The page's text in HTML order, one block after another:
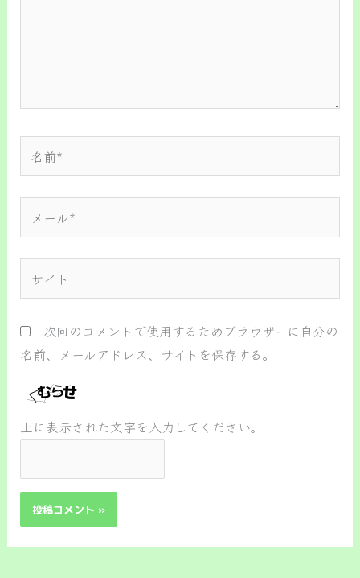
*
ル
次回のコメントで使用するためブラウザーに自分の
名前、メールアドレス、サイトを保存する。
上に表示された文字を入力してください。